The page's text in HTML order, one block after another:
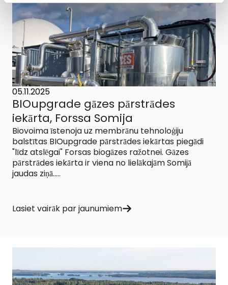
05.11.2025
BIOupgrade gāzes pārstrādes
iekārta, Forssa Somija
Biovoima īstenoja uz membrānu tehnoloģiju
balstītas BIOupgrade pārstrādes iekārtas piegādi
"līdz atslēgai" Forsas biogāzes ražotnei. Gāzes
pārstrādes iekārta ir viena no lielākajām Somijā
jaudas ziņā.....
Lasiet vairāk par jaunumiem